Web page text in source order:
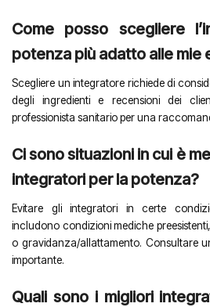
Come posso scegliere
potenza più adatto alle mie
Scegliere un integratore richiede di
degli ingredienti e recensioni dei
professionista sanitario per una
Ci sono situazioni in cui è
integratori per la potenza?
Evitare gli integratori in certe
includono condizioni mediche
o gravidanza/allattamento. Consultare
importante.
Quali sono i migliori